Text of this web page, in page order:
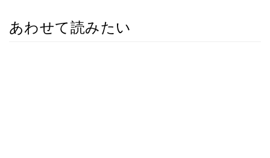
あわせて読みたい